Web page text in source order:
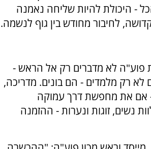
- היכולת להיות שליחה נאמנה
לחיבור מחודש בין גוף לנשמה.
פוע"ה לא מדברים רק אל הראש -
רק מלמדים - הם בונים. מדריכה,
- אם את מחפשת דרך עמוקה
נשים, זוגות ונערות - ההזמנה